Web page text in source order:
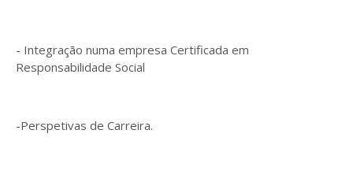
- Integração numa empresa Certificada em
Responsabilidade Social
-Perspetivas de Carreira.